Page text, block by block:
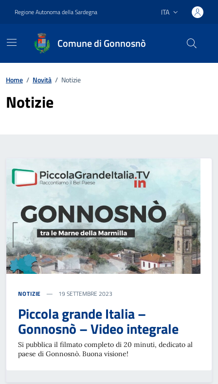
Regione Autonoma della Sardegna Lingua attiva:
ITA
Comune di Gonnosnò
Home / Novità / Notizie
Notizie
NOTIZIE 19 SETTEMBRE 2023
Piccola grande Italia –
Gonnosnò – Video integrale
Si pubblica il filmato completo di 20 minuti, dedicato al
paese di Gonnosnò. Buona visione!